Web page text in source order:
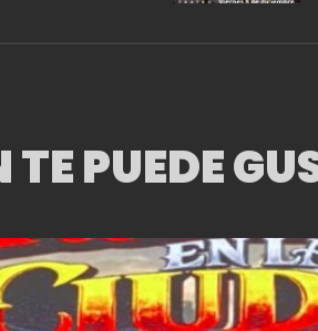
IRIS
PUEDE